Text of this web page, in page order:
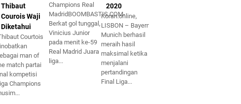
Thibaut
Courois Waji
Diketahui
Courtois
man of
match partai
kompetisi
Champions
Champions Real
MadridBOOMBASTIS.COM-
Berkat gol tunggal,
Vinicius Junior
pada menit ke-59
Real Madrid Juara
liga...
2020
Koran.online,
LISBON – Bayern
Munich berhasil
meraih hasil
maksimal ketika
menjalani
pertandingan
Final Liga...